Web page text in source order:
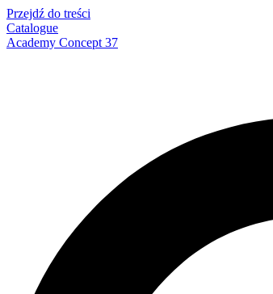
Przejdź do treści
Catalogue
Academy Concept 37